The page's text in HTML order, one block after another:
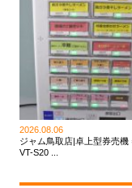
2026.08.06
ジャム鳥取店|卓上型券売機
VT-S20 ...